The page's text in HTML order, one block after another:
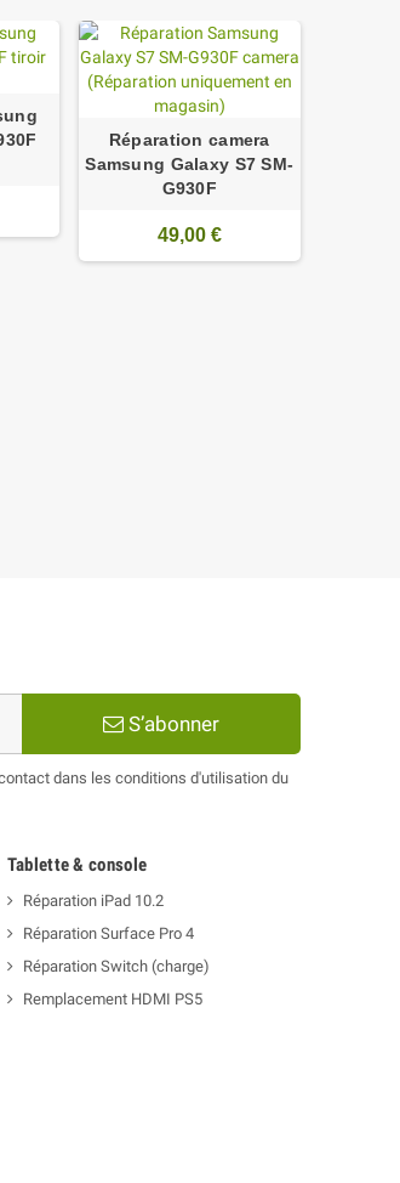
Réparation camera
Samsung Galaxy S7 SM-
G930F
49,00 €
S’abonner
dans les conditions d'utilisation du
Tablette & console
Réparation iPad 10.2
Réparation Surface Pro 4
Réparation Switch (charge)
Remplacement HDMI PS5